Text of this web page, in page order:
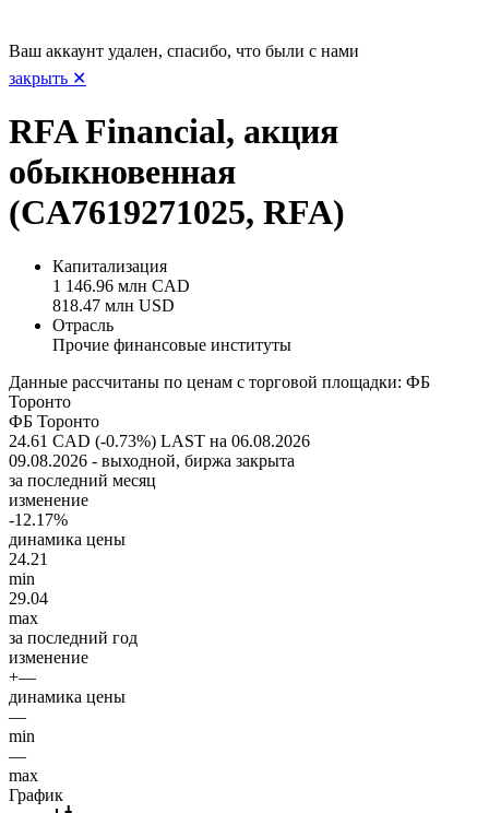
Ваш аккаунт удален, спасибо, что были с нами
закрыть ✕
RFA Financial, акция
обыкновенная
(CA7619271025, RFA)
Капитализация
1 146.96 млн CAD
818.47 млн USD
Отрасль
Прочие финансовые институты
Данные рассчитаны по ценам с торговой площадки: ФБ
Торонто
ФБ Торонто
24.61 CAD (-0.73%) LAST на 06.08.2026
09.08.2026 - выходной, биржа закрыта
за последний месяц
изменение
-12.17%
динамика цены
24.21
min
29.04
max
за последний год
изменение
+—
динамика цены
—
min
—
max
График